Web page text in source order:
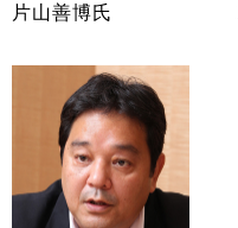
片山善博氏